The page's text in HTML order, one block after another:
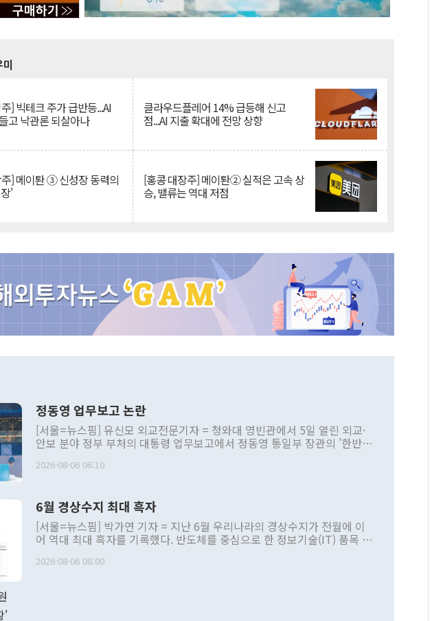
] 빅테크 주가 급반등...AI
고 낙관론 되살아나
클라우드플레어 14% 급등해 신고
점...AI 지출 확대에 전망 상향
] 메이퇀 ③ 신성장 동력의
'
[홍콩 대장주] 메이퇀② 실적은 고속 상
승, 밸류는 역대 저점
정동영 업무보고 논란
[서울=뉴스핌] 유신모 외교전문기자 = 청와대 영빈관에서 5일 열린 외교·
안보 분야 정부 부처의 대통령 업무보고에서 정동영 통일부 장관의 '한반도
발언 중에는 정부 내 조율을 거치지 않은 사안을 정책으로 추진하겠다고 공
주의적 희망에 근거한 비현실적 구상'이라는 비판을 내놨다. 그동안 정 장
관의 대북 정책 관련 발언이 물의를 빚은 적은 여러 번 있지만 대통령과 유
관 부처 장관이 공개적으로 부정적 입장을 표명한 것은 이례적이다. 정 장
관의 무리한 대북 접근법과 월권을 제어해야 한다는 목소리도 높아지고 있
다. [정동영 통일부 장관이 지난달 23일 오후 서울 종로구 정부서울청사에
2026-08-06 06:10
6월 경상수지 최대 흑자
[서울=뉴스핌] 박가연 기자 = 지난 6월 우리나라의 경상수지가 전월에 이
어 역대 최대 흑자를 기록했다. 반도체를 중심으로 한 정보기술(IT) 품목 수
료=한국은행] 한국은행이 6일 발표한 '2026년 6월 국제수지(잠정)'에 따르
2026-08-06 08:00
'